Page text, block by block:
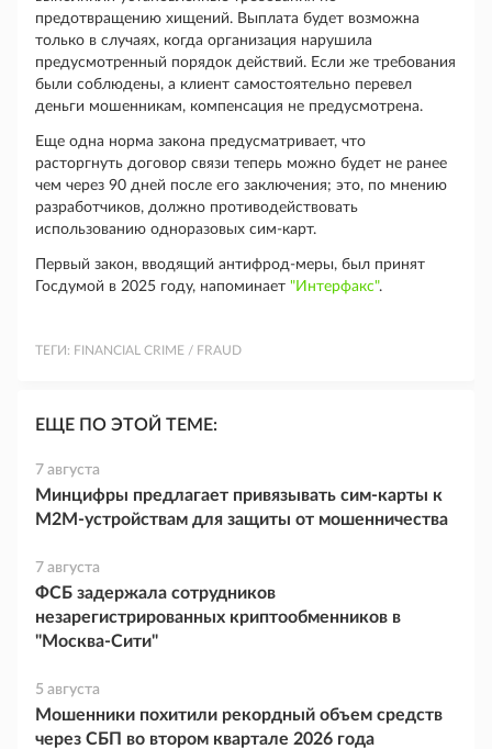
предотвращению хищений. Выплата будет возможна
только в случаях, когда организация нарушила
предусмотренный порядок действий. Если же требования
были соблюдены, а клиент самостоятельно перевел
деньги мошенникам, компенсация не предусмотрена.
Еще одна норма закона предусматривает, что
расторгнуть договор связи теперь можно будет не ранее
чем через 90 дней после его заключения; это, по мнению
разработчиков, должно противодействовать
использованию одноразовых сим-карт.
Первый закон, вводящий антифрод-меры, был принят
Госдумой в 2025 году, напоминает "Интерфакс".
ТЕГИ: FINANCIAL CRIME / FRAUD
ЕЩЕ ПО ЭТОЙ ТЕМЕ:
7 августа
Минцифры предлагает привязывать сим-карты к
M2M-устройствам для защиты от мошенничества
7 августа
ФСБ задержала сотрудников
незарегистрированных криптообменников в
"Москва-Сити"
5 августа
Мошенники похитили рекордный объем средств
через СБП во втором квартале 2026 года